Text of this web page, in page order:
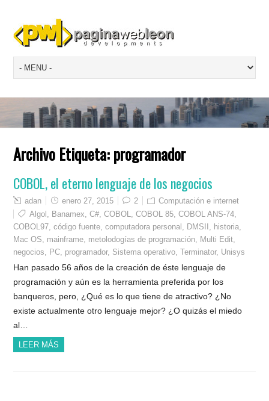
Archivo Etiqueta:programador
COBOL, el eterno lenguaje de los negocios
adan enero 27, 2015 2
Computación e internet
Algol
Banamex ,C# ,COBOL ,COBOL 85 ,COBOL ANS-74
COBOL97 ,código fuente ,computadora personal DMSII historia
Mac OS
mainframe metolodogías de programación Multi Edit
negocios
PC programador, Sistema operativo ,Terminator, Unisys
Han pasado 56 años de la creación de éste lenguaje de
programación y aún es la herramienta preferida por los
banqueros, pero, ¿Qué es lo que tiene de atractivo? ¿No
existe actualmente otro lenguaje mejor? ¿O quizás el miedo
al…
LEER MÁS